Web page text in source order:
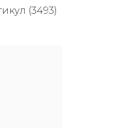
(3493)